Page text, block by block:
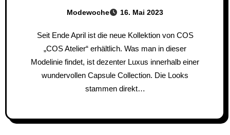
Modewoche 16. Mai 2023
Seit Ende April ist die neue Kollektion von COS
„COS Atelier“ erhältlich. Was man in dieser
Modelinie findet, ist dezenter Luxus innerhalb einer
wundervollen Capsule Collection. Die Looks
stammen direkt…